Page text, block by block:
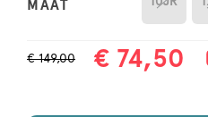
MAAT
€ 149,00 € 74,50